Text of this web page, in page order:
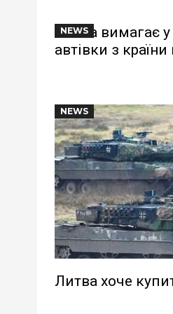
NEWS
Литва вимагає
автівки з
NEWS
Литва хоче